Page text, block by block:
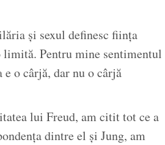
și sexul definesc ființa
Pentru mine sentimentul
o cârjă, dar nu o cârjă
lui Freud, am citit tot ce a
dintre el și Jung, am